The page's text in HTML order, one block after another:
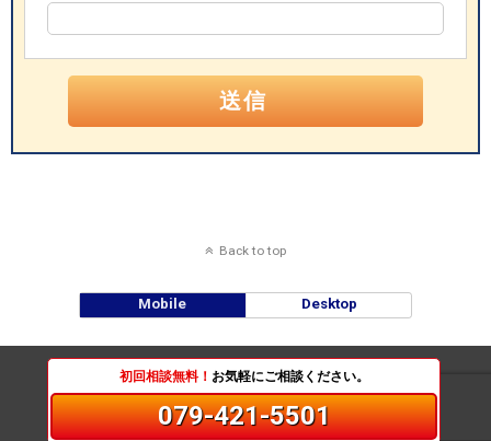
Back to top
Mobile Desktop
初回相談無料！ お気軽にご相談ください。
079-421-5501